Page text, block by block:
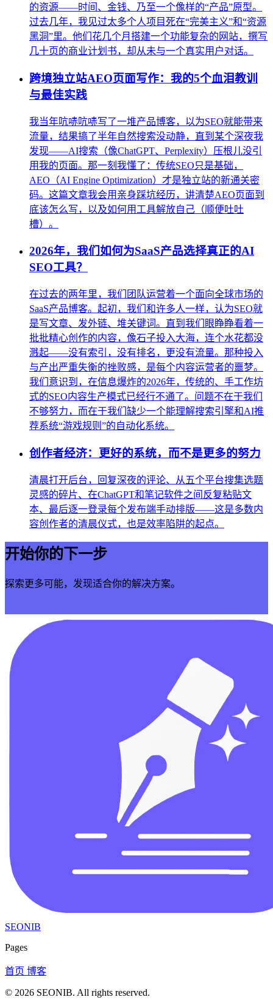
的资源——时间、金钱、乃至一个像样的“产品”原型。
过去几年，我见过太多个人项目死在“完美主义”和“资源
黑洞”里。他们花几个月搭建一个功能复杂的网站，撰写
几十页的商业计划书，却从未与一个真实用户对话。
跨境独立站AEO页面写作：我的5个血泪教训
与最佳实践
我当年吭哧吭哧写了一堆产品博客，以为SEO就能带来
流量，结果搞了半年自然搜索没动静，直到某个深夜我
发现——AI搜索（像ChatGPT、Perplexity）压根儿没引
用我的页面。那一刻我懂了：传统SEO只是基础，
AEO（AI Engine Optimization）才是独立站的新通关密
码。这篇文章我会用亲身踩坑经历，讲清楚AEO页面到
底该怎么写，以及如何用工具解放自己（顺便吐吐
槽）。
2026年，我们如何为SaaS产品选择真正的AI
SEO工具？
在过去的两年里，我们团队运营着一个面向全球市场的
SaaS产品博客。起初，我们和许多人一样，认为SEO就
是写文章、发外链、堆关键词。直到我们眼睁睁看着一
批批精心创作的内容，像石子投入大海，连个水花都没
溅起——没有索引，没有排名，更没有流量。那种投入
与产出严重失衡的挫败感，是每个内容运营者的噩梦。
我们意识到，在信息爆炸的2026年，传统的、手工作坊
式的SEO内容生产模式已经行不通了。问题不在于我们
不够努力，而在于我们缺少一个能理解搜索引擎和AI推
荐系统“游戏规则”的自动化系统。
创作者经济：更好的系统，而不是更多的努力
清晨打开后台，回复深夜的评论、从五个平台搜集选题
灵感的碎片、在ChatGPT和笔记软件之间反复粘贴文
本、最后逐一登录每个发布端手动排版——这是多数内
容创作者的清晨仪式，也是效率陷阱的起点。
开始你的下一步
探索更多可能，发现适合你的解决方案。
SEONIB
Pages
首页 博客
© 2026 SEONIB. All rights reserved.